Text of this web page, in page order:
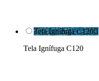
Tela Ignífuga C120
Tela Ignífuga C120